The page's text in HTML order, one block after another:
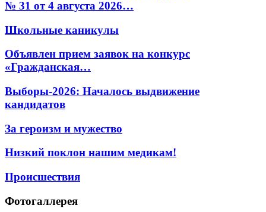
№ 31 от 4 августа 2026…
Школьные каникулы
Объявлен прием заявок на конкурс
«Гражданская…
Выборы-2026: Началось выдвижение
кандидатов
За героизм и мужество
Низкий поклон нашим медикам!
Происшествия
Фотогаллерея